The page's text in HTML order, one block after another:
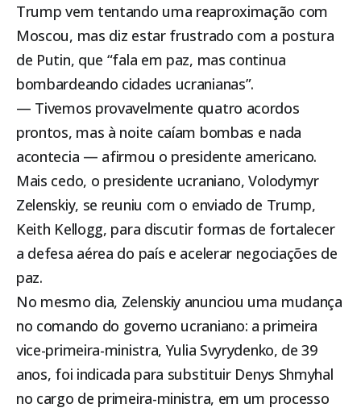
Trump vem tentando uma reaproximação com
Moscou, mas diz estar frustrado com a postura
de Putin, que “fala em paz, mas continua
bombardeando cidades ucranianas”.
— Tivemos provavelmente quatro acordos
prontos, mas à noite caíam bombas e nada
acontecia — afirmou o presidente americano.
Mais cedo, o presidente ucraniano, Volodymyr
Zelenskiy, se reuniu com o enviado de Trump,
Keith Kellogg, para discutir formas de fortalecer
a defesa aérea do país e acelerar negociações de
paz.
No mesmo dia, Zelenskiy anunciou uma mudança
no comando do governo ucraniano: a primeira
vice-primeira-ministra, Yulia Svyrydenko, de 39
anos, foi indicada para substituir Denys Shmyhal
no cargo de primeira-ministra, em um processo